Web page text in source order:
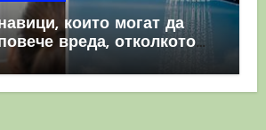
които могат да
вреда, отколкото